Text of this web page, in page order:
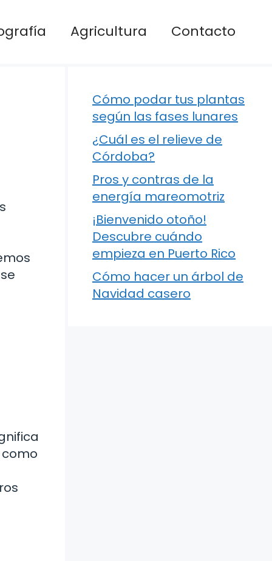
Agricultura Contacto
Cómo podar tus plantas
según las fases lunares
¿Cuál es el relieve de
Córdoba?
Pros y contras de la
energía mareomotriz
¡Bienvenido otoño!
Descubre cuándo
empieza en Puerto Rico
Cómo hacer un árbol de
Navidad casero